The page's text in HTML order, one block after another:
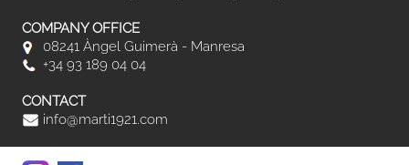
COMPANY OFFICE
08241 Àngel Guimerà - Manresa
+34 93 189 04 04
CONTACT
info@marti1921.com